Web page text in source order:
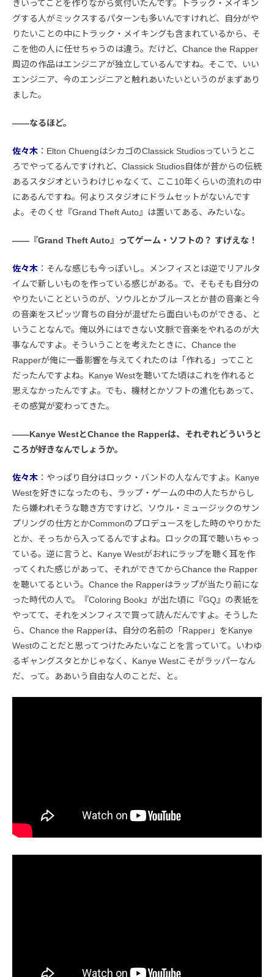
きいってことを作りながら気付いたんです。トラック・メイキン
グする人がミックスするパターンも多いんですけれど、自分がや
りたいことの中にトラック・メイキングも含まれているから、そ
こを他の人に任せちゃうのは違う。だけど、Chance the Rapper
周辺の作品はエンジニアが独立しているんですね。そこで、いい
エンジニア、今のエンジニアと触れあいたいというのがまずあり
ました。
――なるほど。
佐々木 ：Elton ChuengはシカゴのClassick Studiosっていうとこ
ろでやってるんですけれど、Classick Studios自体が昔からの伝統
あるスタジオというわけじゃなくて、ここ10年くらいの流れの中
にあるんですね。何よりスタジオにドラムセットがないんです
よ。そのくせ『Grand Theft Auto』は置いてある、みたいな。
――『Grand Theft Auto』ってゲーム・ソフトの？ すげえな！
佐々木 ：そんな感じも今っぽいし。メンフィスとは逆でリアルタ
イムで新しいものを作っている感じがある。で、そもそも自分の
やりたいことというのが、ソウルとかブルースとか昔の音楽と今
の音楽をスピッツ育ちの自分が混ぜたら面白いものができる、と
いうことなんで。俺以外にはできない文脈で音楽をやれるのが大
事なんですよ。そういうことを考えたときに、Chance the
Rapperが俺に一番影響を与えてくれたのは「作れる」ってこと
だったんですよね。Kanye Westを聴いてた頃はこれを作れると
思えなかったんですよ。でも、機材とかソフトの進化もあって、
その感覚が変わってきた。
――Kanye WestとChance the Rapperは、それぞれどういうと
ころが好きなんでしょうか。
佐々木 ：やっぱり自分はロック・バンドの人なんですよ。Kanye
Westを好きになったのも、ラップ・ゲームの中の人たちからし
たら嫌われそうな聴き方ですけど、ソウル・ミュージックのサン
プリングの仕方とかCommonのプロデュースをした時のやりかた
とか、そっちから入ってるんですよね。ロックの耳で聴いちゃっ
ている。逆に言うと、Kanye Westがおれにラップを聴く耳を作
ってくれた感じがあって、それができてからChance the Rapper
を聴いてるという。Chance the Rapperはラップが当たり前にな
った時代の人で。『Coloring Book』が出た頃に『GQ』の表紙を
やってて、それをメンフィスで買って読んだんですよ。そうした
ら、Chance the Rapperは、自分の名前の「Rapper」をKanye
Westのことだと思ってつけたみたいなことを言っていて。いわゆ
るギャングスタとかじゃなく、Kanye Westこそがラッパーなん
だ、って。ああいう自由な人のことだ、と。